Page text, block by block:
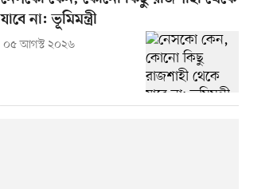
যাবে না: ভূমিমন্ত্রী
০৫ আগস্ট ২০২৬